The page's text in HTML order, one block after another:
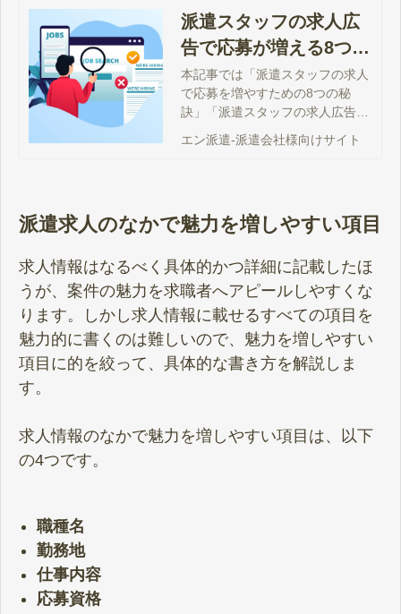
派遣スタッフの求人広
告で応募が増える8つの
秘訣と掲載方法
本記事では「派遣スタッフの求人
で応募を増やすための8つの秘
訣」「派遣スタッフの求人広告の
掲載方法」などを紹介します。派
遣スタッフの募集がうまくいか
エン派遣-派遣会社様向けサイト
派遣求人のなかで魅力を増しやすい項目
求人情報はなるべく具体的かつ詳細に記載したほ
うが、案件の魅力を求職者へアピールしやすくな
ります。しかし求人情報に載せるすべての項目を
魅力的に書くのは難しいので、魅力を増しやすい
項目に的を絞って、具体的な書き方を解説しま
す。
求人情報のなかで魅力を増しやすい項目は、以下
の4つです。
職種名
勤務地
仕事内容
応募資格